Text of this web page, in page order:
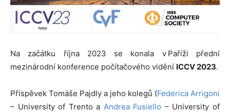
Na začátku října 2023 se konala v Paříži přední
mezinárodní konference počítačového vidění ICCV 2023.
Příspěvek Tomáše Pajdly a jeho kolegů (Federica Arrigoni
– University of Trento a Andrea Fusiello – University of